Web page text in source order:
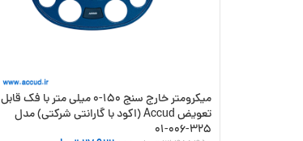
میکرومتر خارج سنج 150-0 میلی متر با فک قابل
تعویض Accud (اکود با گارانتی شرکتی) مدل
325-006-01